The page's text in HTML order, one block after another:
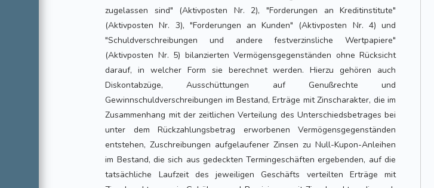
zugelassen sind" (Aktivposten Nr. 2), "Forderungen an Kreditinstitute"
(Aktivposten Nr. 3), "Forderungen an Kunden" (Aktivposten Nr. 4) und
"Schuldverschreibungen und andere festverzinsliche Wertpapiere"
(Aktivposten Nr. 5) bilanzierten Vermögensgegenständen ohne Rücksicht
darauf, in welcher Form sie berechnet werden. Hierzu gehören auch
Diskontabzüge, Ausschüttungen auf Genußrechte und
Gewinnschuldverschreibungen im Bestand, Erträge mit Zinscharakter, die im
Zusammenhang mit der zeitlichen Verteilung des Unterschiedsbetrages bei
unter dem Rückzahlungsbetrag erworbenen Vermögensgegenständen
entstehen, Zuschreibungen aufgelaufener Zinsen zu Null-Kupon-Anleihen
im Bestand, die sich aus gedeckten Termingeschäften ergebenden, auf die
tatsächliche Laufzeit des jeweiligen Geschäfts verteilten Erträge mit